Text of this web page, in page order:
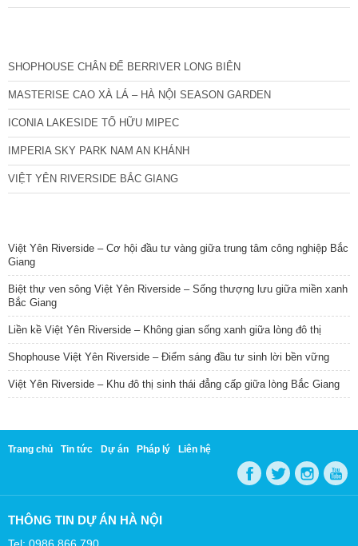
SHOPHOUSE CHÂN ĐẾ BERRIVER LONG BIÊN
MASTERISE CAO XÀ LÁ – HÀ NỘI SEASON GARDEN
ICONIA LAKESIDE TỐ HỮU MIPEC
IMPERIA SKY PARK NAM AN KHÁNH
VIỆT YÊN RIVERSIDE BẮC GIANG
Việt Yên Riverside – Cơ hội đầu tư vàng giữa trung tâm công nghiệp Bắc
Giang
Biệt thự ven sông Việt Yên Riverside – Sống thượng lưu giữa miền xanh
Bắc Giang
Liền kề Việt Yên Riverside – Không gian sống xanh giữa lòng đô thị
Shophouse Việt Yên Riverside – Điểm sáng đầu tư sinh lời bền vững
Việt Yên Riverside – Khu đô thị sinh thái đẳng cấp giữa lòng Bắc Giang
Trang chủ Tin tức Dự án Pháp lý Liên hệ
THÔNG TIN DỰ ÁN HÀ NỘI